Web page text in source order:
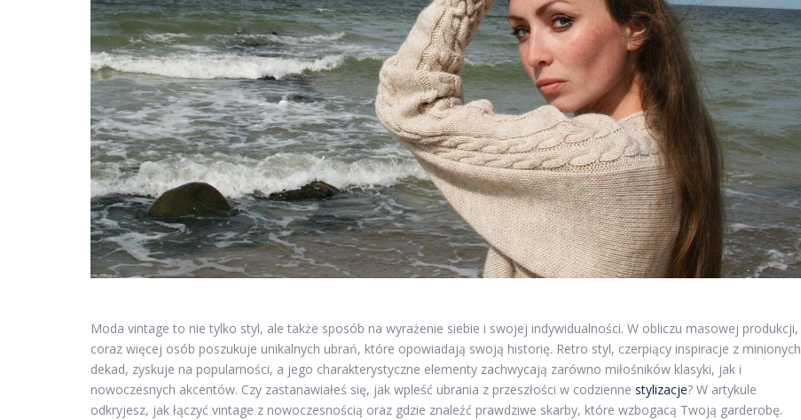
Moda vintage to nie tylko styl, ale także sposób na wyrażenie siebie i swojej indywidualności. W obliczu masowej produkcji,
coraz więcej osób poszukuje unikalnych ubrań, które opowiadają swoją historię. Retro styl, czerpiący inspiracje z minionych
dekad, zyskuje na popularności, a jego charakterystyczne elementy zachwycają zarówno miłośników klasyki, jak i
nowoczesnych akcentów. Czy zastanawiałeś się, jak wpleść ubrania z przeszłości w codzienne stylizacje? W artykule
odkryjesz, jak łączyć vintage z nowoczesnością oraz gdzie znaleźć prawdziwe skarby, które wzbogacą Twoją garderobę.